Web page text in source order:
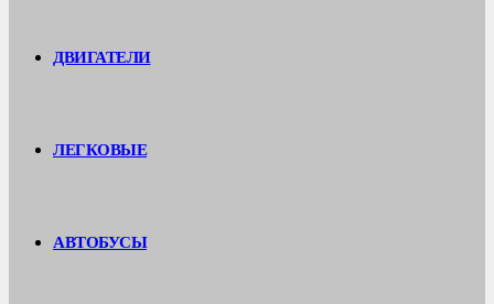
ДВИГАТЕЛИ
ЛЕГКОВЫЕ
АВТОБУСЫ